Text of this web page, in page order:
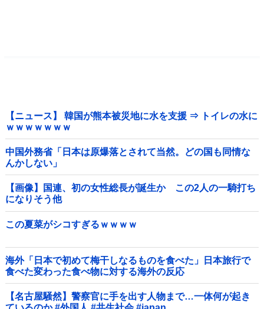
【ニュース】 韓国が熊本被災地に水を支援 ⇒ トイレの水に
ｗｗｗｗｗｗｗ
中国外務省「日本は原爆落とされて当然。どの国も同情な
んかしない」
【画像】国連、初の女性総長が誕生か この2人の一騎打ち
になりそう他
この夏菜がシコすぎるｗｗｗｗ
海外「日本で初めて梅干しなるものを食べた」日本旅行で
食べた変わった食べ物に対する海外の反応
【名古屋騒然】警察官に手を出す人物まで…一体何が起き